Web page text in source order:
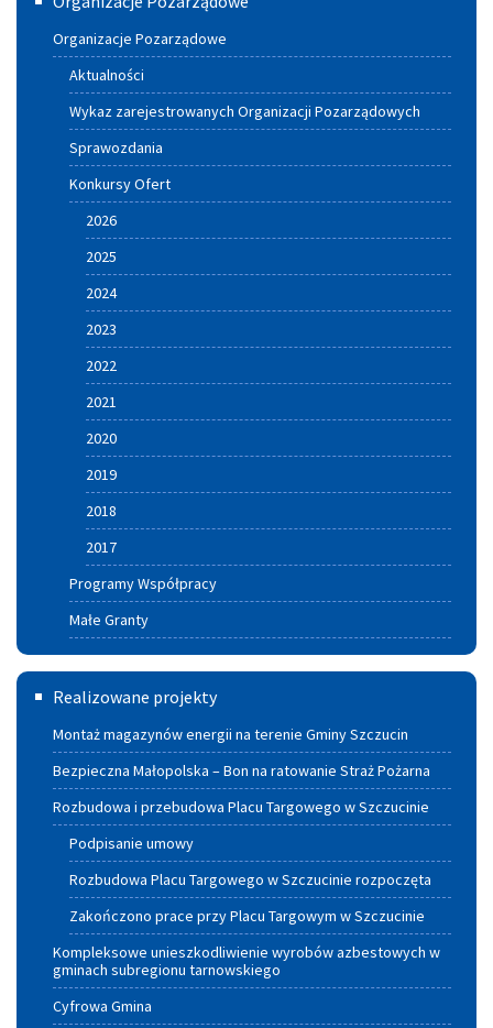
danych
Urzędzie
Miasta
Gminy
Szczucin
Portal
Aktywnych
Organizacje Pozarządowe
Aktualności
Wykaz zarejestrowanych Organizacji Pozarządowych
Sprawozdania
Konkursy Ofert
2026
2025
2024
2023
2022
2021
2020
2019
2018
2017
Programy Współpracy
Małe Granty
Termomodernizacja
Realizowane projekty
Montaż magazynów energii na terenie Gminy Szczucin
Bezpieczna Małopolska – Bon na ratowanie Straż Pożarna
Rozbudowa i przebudowa Placu Targowego w Szczucinie
Podpisanie umowy
Rozbudowa Placu Targowego w Szczucinie rozpoczęta
Zakończono prace przy Placu Targowym w Szczucinie
Kompleksowe unieszkodliwienie wyrobów azbestowych w
gminach subregionu tarnowskiego
Cyfrowa Gmina